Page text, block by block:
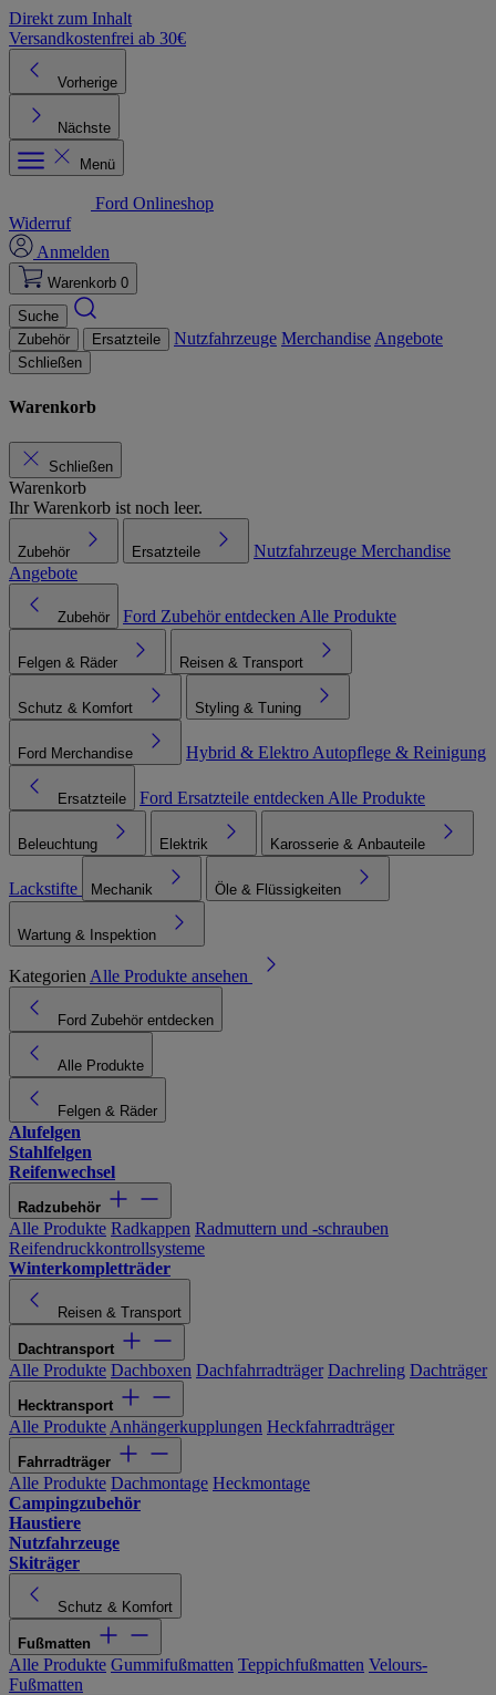
Direkt zum Inhalt
Versandkostenfrei ab 30€
Vorherige
Nächste
Menü
Ford Onlineshop
Widerruf
Anmelden
Warenkorb 0
Suche
Zubehör
Ersatzteile Nutzfahrzeuge Merchandise Angebote
Schließen
Warenkorb
Schließen
Warenkorb
Ihr Warenkorb ist noch leer.
Zubehör Ersatzteile Nutzfahrzeuge Merchandise
Angebote
Zubehör Ford Zubehör entdecken Alle Produkte
Felgen & Räder Reisen & Transport
Schutz & Komfort Styling & Tuning
Ford Merchandise Hybrid & Elektro Autopflege & Reinigung
Ersatzteile Ford Ersatzteile entdecken Alle Produkte
Beleuchtung Elektrik Karosserie & Anbauteile
Lackstifte Mechanik Öle & Flüssigkeiten
Wartung & Inspektion
Kategorien Alle Produkte ansehen
Ford Zubehör entdecken
Alle Produkte
Felgen & Räder
Alufelgen
Stahlfelgen
Reifenwechsel
Radzubehör
Alle Produkte Radkappen Radmuttern und -schrauben
Reifendruckkontrollsysteme
Winterkompletträder
Reisen & Transport
Dachtransport
Alle Produkte Dachboxen Dachfahrradträger Dachreling Dachträger
Hecktransport
Alle Produkte Anhängerkupplungen Heckfahrradträger
Fahrradträger
Alle Produkte Dachmontage Heckmontage
Campingzubehör
Haustiere
Nutzfahrzeuge
Skiträger
Schutz & Komfort
Fußmatten
Alle Produkte Gummifußmatten Teppichfußmatten Velours-
Fußmatten